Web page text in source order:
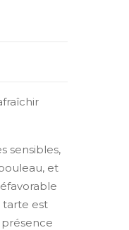
sensibles,
et
tarte est